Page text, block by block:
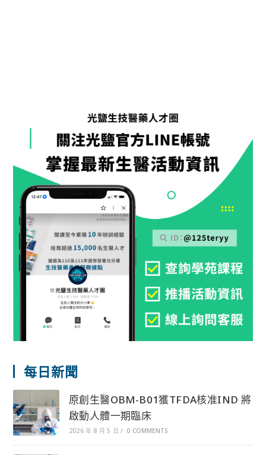
每日新聞
原創生醫OBM-B01獲TFDA核准IND 將
啟動人體一期臨床
2026 年 8 月 5 日 / 0 COMMENTS